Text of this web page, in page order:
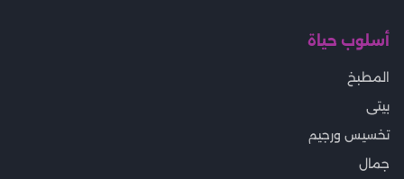
أسلوب حياة
المطبخ
بيتى
تخسيس ورجيم
جمال